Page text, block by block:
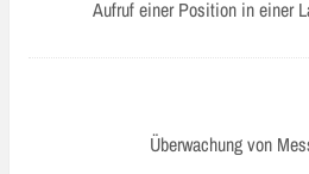
navigation
post:
Aufruf einer Position in einer
Überwachung von